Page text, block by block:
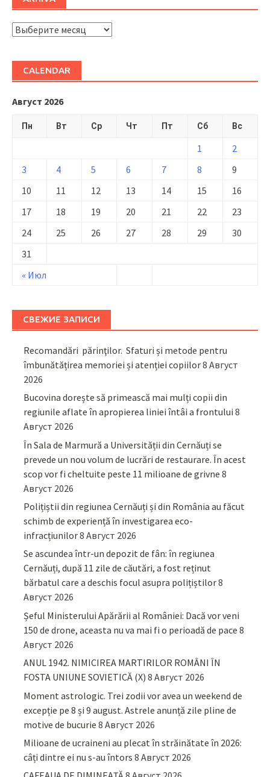
ARHIVĂ
CALENDAR
Август 2026
Пн Вт Ср Чт Пт Сб Вс
« Июл
1
2
3
4 5 6 7 8
9
10
11 12 13 14 15
16
17
18 19 20 21 22
23
24
25 26 27 28 29
30
31
СВЕЖИЕ ЗАПИСИ
Recomandări părinţilor. Sfaturi și metode pentru
îmbunătățirea memoriei și atenției copiilor8 Август
2026
Bucovina dorește să primească mai mulți copii din
regiunile aflate în apropierea liniei întâi a frontului 8
Август 2026
În Sala de Marmură a Universității din Cernăuți se
prevede un nou volum de lucrări de restaurare. În acest
scop vor fi cheltuite peste 11 milioane de grivne 8
Август 2026
Polițiștii din regiunea Cernăuți și din România au făcut
schimb de experiență în investigarea eco-
infracțiunilor8 Август 2026
Se ascundea într-un depozit de fân: în regiunea
Cernăuți, după 11 zile de căutări, a fost reținut
bărbatul care a deschis focul asupra polițiștilor8
Август 2026
Șeful Ministerului Apărării al României: Dacă vor veni
150 de drone, aceasta nu va mai fi o perioadă de pace 8
Август 2026
ANUL 1942. NIMICIREA MARTIRILOR ROMÂNI ÎN
FOSTA UNIUNE SOVIETICĂ (X) 8 Август 2026
Moment astrologic. Trei zodii vor avea un weekend de
excepție pe 8 și 9 august. Astrele anunță zile pline de
motive de bucurie 8 Август 2026
Milioane de ucraineni au plecat în străinătate în 2026:
câți dintre ei nu s-au întors 8 Август 2026